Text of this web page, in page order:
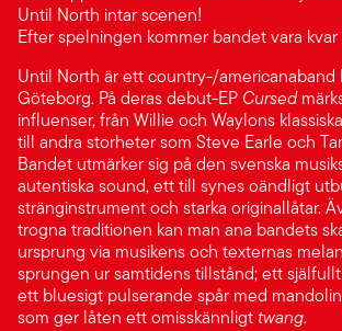
Until North intar scenen!
Efter spelningen kommer bandet vara
Until North är ett country-/americanaband
Göteborg. På deras debut-EP Cursed
influenser, från Willie och Waylons
till andra storheter som Steve Earle och
Bandet utmärker sig på den svenska
autentiska sound, ett till synes oändligt
stränginstrument och starka originallåtar.
trogna traditionen kan man ana bandets
ursprung via musikens och texternas
sprungen ur samtidens tillstånd; ett
ett bluesigt pulserande spår med
som ger låten ett omisskännligttwang.